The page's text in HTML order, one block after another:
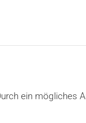
ein mögliches